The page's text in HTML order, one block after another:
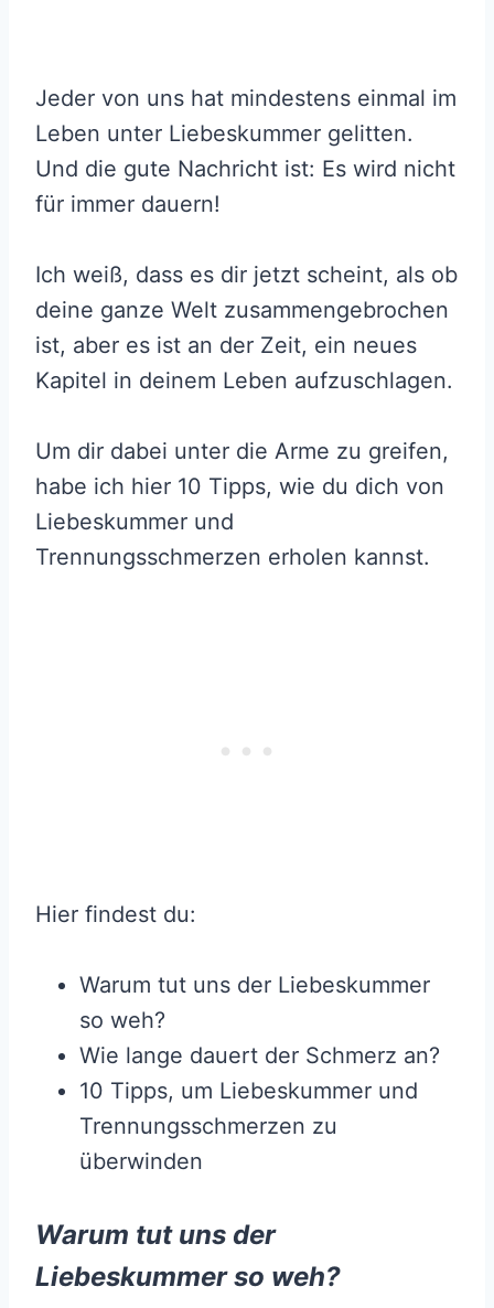
Jeder von uns hat mindestens einmal im
Leben unter Liebeskummer gelitten.
Und die gute Nachricht ist: Es wird nicht
für immer dauern!
Ich weiß, dass es dir jetzt scheint, als ob
deine ganze Welt zusammengebrochen
ist, aber es ist an der Zeit, ein neues
Kapitel in deinem Leben aufzuschlagen.
Um dir dabei unter die Arme zu greifen,
habe ich hier 10 Tipps, wie du dich von
Liebeskummer und
Trennungsschmerzen erholen kannst.
Hier findest du:
Warum tut uns der Liebeskummer
so weh?
Wie lange dauert der Schmerz an?
10 Tipps, um Liebeskummer und
Trennungsschmerzen zu
überwinden
Warum tut uns der
Liebeskummer so weh?